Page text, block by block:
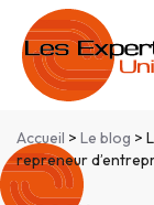
Accueil > Le blog >
repreneur
Panneau de gestion